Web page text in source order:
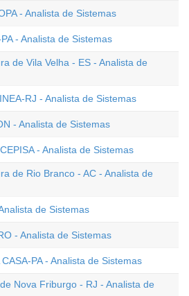
- Analista de Sistemas
- Analista de Sistemas
de Vila Velha - ES - Analista de
RJ - Analista de Sistemas
- Analista de Sistemas
- Analista de Sistemas
de Rio Branco - AC - Analista de
de Sistemas
- Analista de Sistemas
PA - Analista de Sistemas
Nova Friburgo - RJ - Analista de